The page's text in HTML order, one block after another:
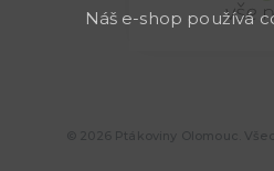
© 2026 Ptákoviny Olomouc.
Náš e-shop používá